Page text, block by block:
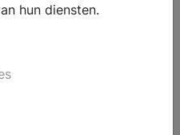
hun diensten.